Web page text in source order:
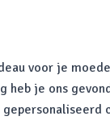
voor je
heb je ons